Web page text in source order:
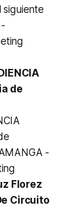
siguiente
de
-
Florez
Circuito